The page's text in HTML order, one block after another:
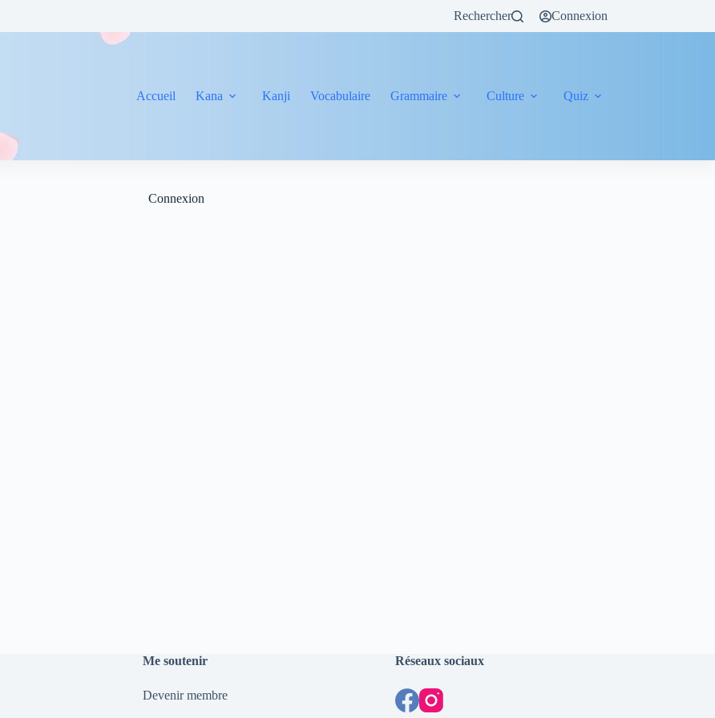
Rechercher Connexion
Accueil Kana Kanji Vocabulaire Grammaire Culture Quiz
Connexion
Me soutenir
Devenir membre
Réseaux sociaux